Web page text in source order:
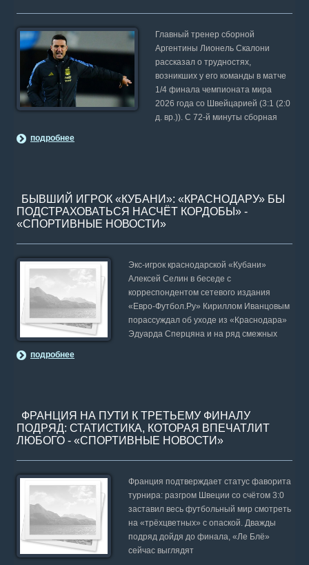
Главный тренер сборной
Аргентины Лионель Скалони
рассказал о трудностях,
возникших у его команды в матче
1/4 финала чемпионата мира
2026 года со Швейцарией (3:1 (2:0
д. вр.)). С 72-й минуты сборная
подробнее
БЫВШИЙ ИГРОК «КУБАНИ»: «КРАСНОДАРУ» БЫ
ПОДСТРАХОВАТЬСЯ НАСЧЁТ КОРДОБЫ» -
«СПОРТИВНЫЕ НОВОСТИ»
Экс-игрок краснодарской «Кубани»
Алексей Селин в беседе с
корреспондентом сетевого издания
«Евро-Футбол.Ру» Кириллом Иванцовым
порассуждал об уходе из «Краснодара»
Эдуарда Сперцяна и на ряд смежных
подробнее
ФРАНЦИЯ НА ПУТИ К ТРЕТЬЕМУ ФИНАЛУ
ПОДРЯД: СТАТИСТИКА, КОТОРАЯ ВПЕЧАТЛИТ
ЛЮБОГО - «СПОРТИВНЫЕ НОВОСТИ»
Франция подтверждает статус фаворита
турнира: разгром Швеции со счётом 3:0
заставил весь футбольный мир смотреть
на «трёхцветных» с опаской. Дважды
подряд дойдя до финала, «Ле Блё»
сейчас выглядят